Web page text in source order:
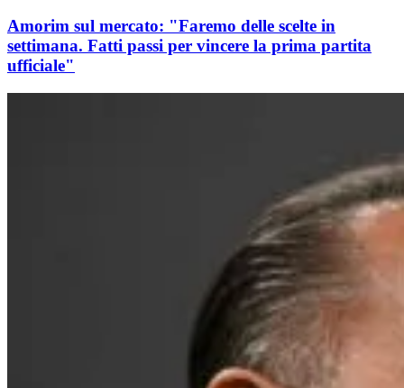
Amorim sul mercato: "Faremo delle scelte in
settimana. Fatti passi per vincere la prima partita
ufficiale"